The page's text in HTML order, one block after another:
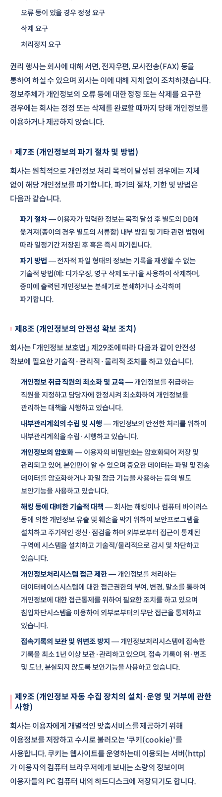
오류 등이 있을 경우 정정 요구
삭제 요구
처리정지 요구
권리 행사는 회사에 대해 서면, 전자우편, 모사전송(FAX) 등을
통하여 하실 수 있으며 회사는 이에 대해 지체 없이 조치하겠습니다.
정보주체가 개인정보의 오류 등에 대한 정정 또는 삭제를 요구한
경우에는 회사는 정정 또는 삭제를 완료할 때까지 당해 개인정보를
이용하거나 제공하지 않습니다.
제7조 (개인정보의 파기 절차 및 방법)
회사는 원칙적으로 개인정보 처리 목적이 달성된 경우에는 지체
없이 해당 개인정보를 파기합니다. 파기의 절차, 기한 및 방법은
다음과 같습니다.
파기 절차— 이용자가 입력한 정보는 목적 달성 후 별도의 DB에
옮겨져(종이의 경우 별도의 서류함) 내부 방침 및 기타 관련 법령에
따라 일정기간 저장된 후 혹은 즉시 파기됩니다.
파기 방법 — 전자적 파일 형태의 정보는 기록을 재생할 수 없는
기술적 방법(예: 디가우징, 영구 삭제 도구)을 사용하여 삭제하며,
종이에 출력된 개인정보는 분쇄기로 분쇄하거나 소각하여
파기합니다.
제8조 (개인정보의 안전성 확보 조치)
회사는 「개인정보 보호법」 제29조에 따라 다음과 같이 안전성
확보에 필요한 기술적·관리적·물리적 조치를 하고 있습니다.
개인정보 취급 직원의 최소화 및 교육— 개인정보를 취급하는
직원을 지정하고 담당자에 한정시켜 최소화하여 개인정보를
관리하는 대책을 시행하고 있습니다.
내부관리계획의 수립 및 시행 — 개인정보의 안전한 처리를 위하여
내부관리계획을 수립·시행하고 있습니다.
개인정보의 암호화— 이용자의 비밀번호는 암호화되어 저장 및
관리되고 있어, 본인만이 알 수 있으며 중요한 데이터는 파일 및 전송
데이터를 암호화하거나 파일 잠금 기능을 사용하는 등의 별도
보안기능을 사용하고 있습니다.
해킹 등에 대비한 기술적 대책 — 회사는 해킹이나 컴퓨터 바이러스
등에 의한 개인정보 유출 및 훼손을 막기 위하여 보안프로그램을
설치하고 주기적인 갱신·점검을 하며 외부로부터 접근이 통제된
구역에 시스템을 설치하고 기술적/물리적으로 감시 및 차단하고
있습니다.
개인정보처리시스템 접근 제한— 개인정보를 처리하는
데이터베이스시스템에 대한 접근권한의 부여, 변경, 말소를 통하여
개인정보에 대한 접근통제를 위하여 필요한 조치를 하고 있으며
침입차단시스템을 이용하여 외부로부터의 무단 접근을 통제하고
있습니다.
접속기록의 보관 및 위변조 방지 — 개인정보처리시스템에 접속한
기록을 최소 1년 이상 보관·관리하고 있으며, 접속 기록이 위·변조
및 도난, 분실되지 않도록 보안기능을 사용하고 있습니다.
제9조 (개인정보 자동 수집 장치의 설치·운영 및 거부에 관한
사항)
회사는 이용자에게 개별적인 맞춤서비스를 제공하기 위해
이용정보를 저장하고 수시로 불러오는 '쿠키(cookie)'를
사용합니다. 쿠키는 웹사이트를 운영하는데 이용되는 서버(http)
가 이용자의 컴퓨터 브라우저에게 보내는 소량의 정보이며
이용자들의 PC 컴퓨터 내의 하드디스크에 저장되기도 합니다.